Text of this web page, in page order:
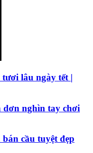
lâu ngày tết |
dơn nghìn tay chơi
cầu tuyệt đẹp